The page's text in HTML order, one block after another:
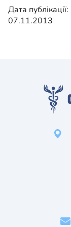
Дата публікації:
07.11.2013